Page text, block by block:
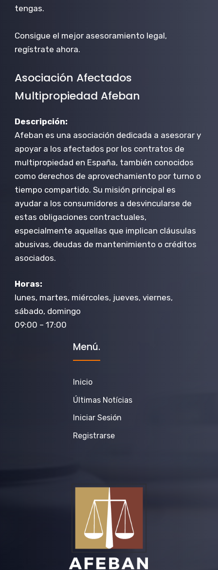
tengas.
Consigue el mejor asesoramiento legal,
regístrate ahora.
Asociación Afectados
Multipropiedad Afeban
Descripción:
Afeban es una asociación dedicada a asesorar y
apoyar a los afectados por los contratos de
multipropiedad en España, también conocidos
como derechos de aprovechamiento por turno o
tiempo compartido. Su misión principal es
ayudar a los consumidores a desvincularse de
estas obligaciones contractuales,
especialmente aquellas que implican cláusulas
abusivas, deudas de mantenimiento o créditos
asociados.
Horas:
lunes, martes, miércoles, jueves, viernes,
sábado, domingo
09:00 – 17:00
Menú.
Inicio
Últimas Notícias
Iniciar Sesión
Registrarse